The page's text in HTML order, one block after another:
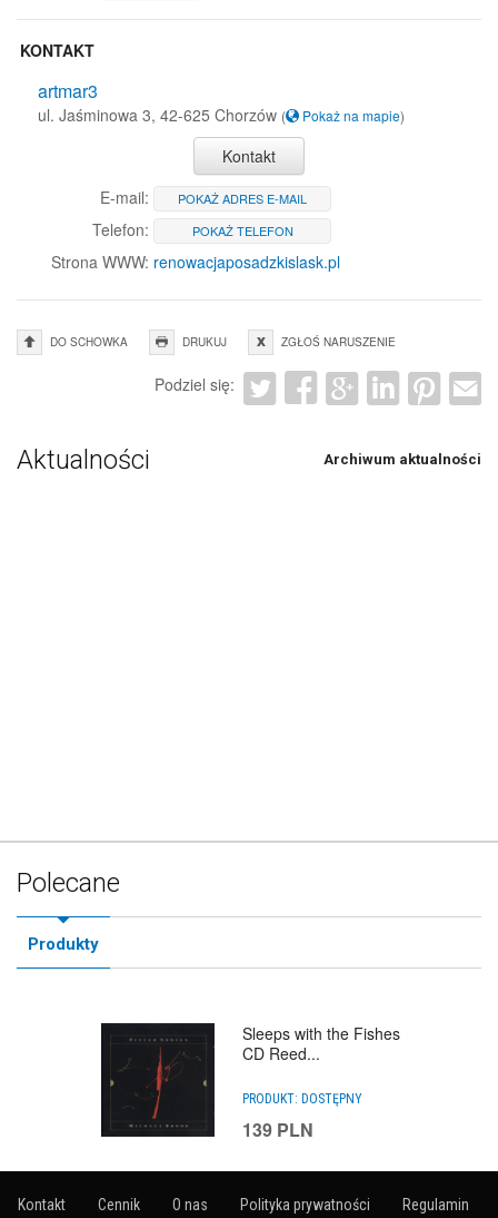
KONTAKT
artmar3
ul. Jaśminowa 3, 42-625 Chorzów ( Pokaż na mapie)
Kontakt
E-mail:
POKAŻ ADRES E-MAIL
Telefon: POKAŻ TELEFON
Strona WWW: renowacjaposadzkislask.pl
DO SCHOWKA DRUKUJ ZGŁOŚ NARUSZENIE
Podziel się:
Aktualności Archiwum aktualności
Polecane
Produkty
Sleeps with the Fishes
CD Reed...
PRODUKT: DOSTĘPNY
139 PLN
Kontakt Cennik O nas Polityka prywatności Regulamin